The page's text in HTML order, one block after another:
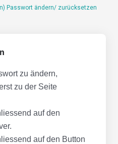
Passwort ändern/ zurücksetzen
zu ändern,
zu der Seite
auf den
auf den Button